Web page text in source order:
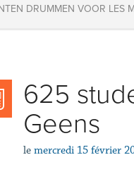
DRUMMEN VOOR LES
625
Geens
le mercredi 15 février